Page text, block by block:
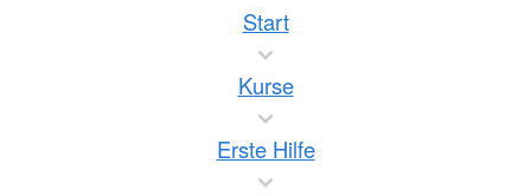
Start
Kurse
Erste Hilfe